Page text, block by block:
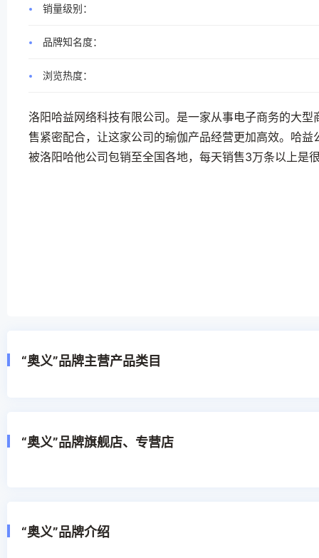
销量级别：
品牌知名度：
浏览热度：
洛阳哈益网络科技有限公司。是一家从事电子商务的大
售紧密配合，让这家公司的瑜伽产品经营更加高效。哈
被洛阳哈他公司包销至全国各地，每天销售3万条以上是
“奥义”品牌主营产品类目
“奥义”品牌旗舰店、专营店
“奥义”品牌介绍